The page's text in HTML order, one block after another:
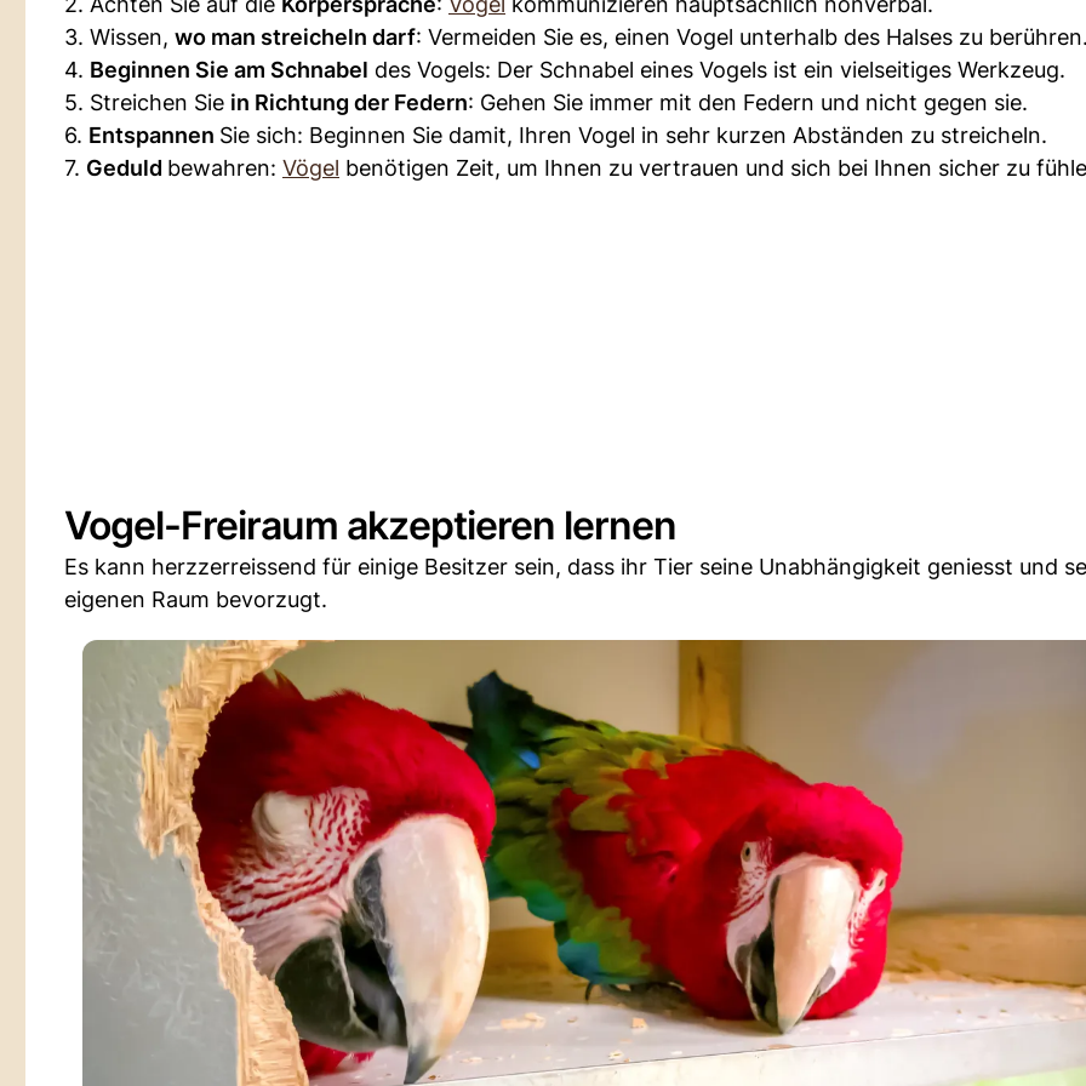
3. Wissen, wo man streicheln darf: Vermeiden Sie es, einen Vogel unterhalb des Halses zu
4. Beginnen Sie am Schnabel des Vogels: Der Schnabel eines Vogels ist ein vielseitiges Werkzeug.
5. Streichen Sie in Richtung der Federn: Gehen Sie immer mit den Federn und nicht gegen sie.
6. Entspannen Sie sich: Beginnen Sie damit, Ihren Vogel in sehr kurzen Abständen zu streicheln.
7. Geduld bewahren: Vögel benötigen Zeit, um Ihnen zu vertrauen und sich bei Ihnen sicher zu
Vogel-Freiraum akzeptieren lernen
Es kann herzzerreissend für einige Besitzer sein, dass ihr Tier seine Unabhängigkeit geniesst und
eigenen Raum bevorzugt.